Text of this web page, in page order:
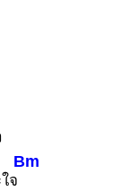
จ
Bm